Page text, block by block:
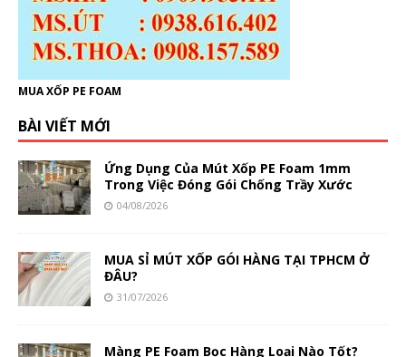
MUA XỐP PE FOAM
BÀI VIẾT MỚI
Ứng Dụng Của Mút Xốp PE Foam 1mm
Trong Việc Đóng Gói Chống Trầy Xước
04/08/2026
MUA SỈ MÚT XỐP GÓI HÀNG TẠI TPHCM Ở
ĐÂU?
31/07/2026
Màng PE Foam Bọc Hàng Loại Nào Tốt?